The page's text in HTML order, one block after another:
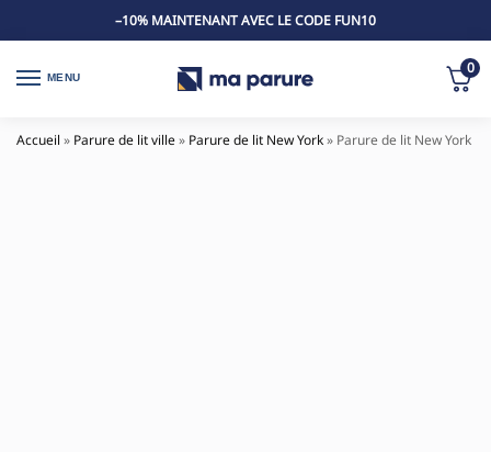
–10% MAINTENANT AVEC LE CODE FUN10
MENU
0
Accueil » Parure de lit ville» Parure de lit New York» Parure de lit New York